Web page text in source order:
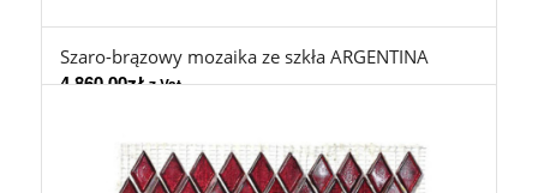
Szaro-brązowy mozaika ze szkła ARGENTINA
4.860,00zł z Vat